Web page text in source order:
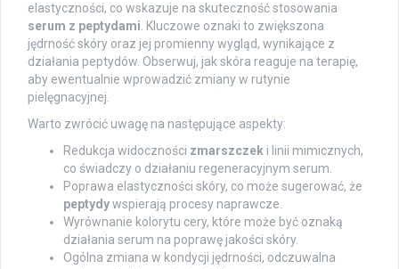
elastyczności, co wskazuje na skuteczność stosowania
serum z peptydami. Kluczowe oznaki to zwiększona
jędrność skóry oraz jej promienny wygląd, wynikające z
działania peptydów. Obserwuj, jak skóra reaguje na terapię,
aby ewentualnie wprowadzić zmiany w rutynie
pielęgnacyjnej.
Warto zwrócić uwagę na następujące aspekty:
Redukcja widoczności zmarszczek i linii mimicznych,
co świadczy o działaniu regeneracyjnym serum.
Poprawa elastyczności skóry, co może sugerować, że
peptydywspierają procesy naprawcze.
Wyrównanie kolorytu cery, które może być oznaką
działania serum na poprawę jakości skóry.
Ogólna zmiana w kondycji jędrności, odczuwalna